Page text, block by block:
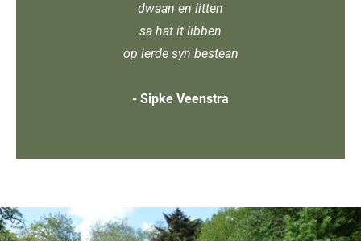
dwaan en litten
sa hat it libben
op ierde syn bestean
- Sipke Veenstra